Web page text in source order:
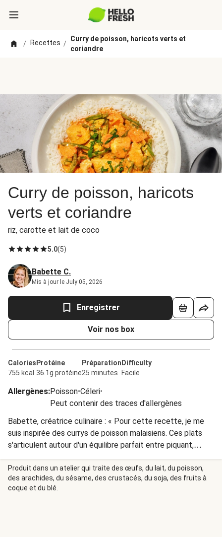
/ Recettes /
Curry de poisson, haricots verts et
coriandre
Curry de poisson, haricots
verts et coriandre
riz, carotte et lait de coco
5.0(5)
Babette C.
Mis à jour le July 05, 2026
Enregistrer
Voir nos box
Calories
755 kcal
Protéine
36.1g protéine
Préparation
25 minutes
Difficulty
Facile
Allergènes:Poisson•Céleri•
Peut contenir des traces d'allergènes
Babette, créatrice culinaire : « Pour cette recette, je me
suis inspirée des currys de poisson malaisiens. Ces plats
s'articulent autour d'un équilibre parfait entre piquant,
acidité, onctuosité et arômes. Pour recréer cette magie,
vous combinez notre pâte de curry rouge (composée de
citron vert, piment et herbes aromatiques) à l'onctuosité
du lait de coco. Bon voyage ! »
Produit dans un atelier qui traite des œufs, du lait, du poisson,
des arachides, du sésame, des crustacés, du soja, des fruits à
coque et du blé.